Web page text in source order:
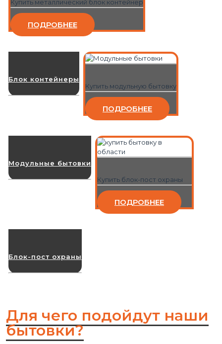
Купить металлический блок контейнер
ПОДРОБНЕЕ
Блок контейнеры
Купить модульную бытовку
ПОДРОБНЕЕ
Модульные бытовки
Купить блок-пост охраны
ПОДРОБНЕЕ
Блок-пост охраны
Для чего подойдут наши
бытовки?